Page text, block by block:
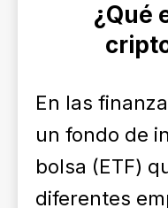
¿Qué
En las
un fondo de
bolsa (ETF)
diferentes